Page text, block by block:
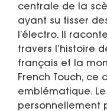
centrale de la
ayant su tisser
l’électro. Il
travers l’histoire
français et la
French Touch, ce
emblématique.
personnellement